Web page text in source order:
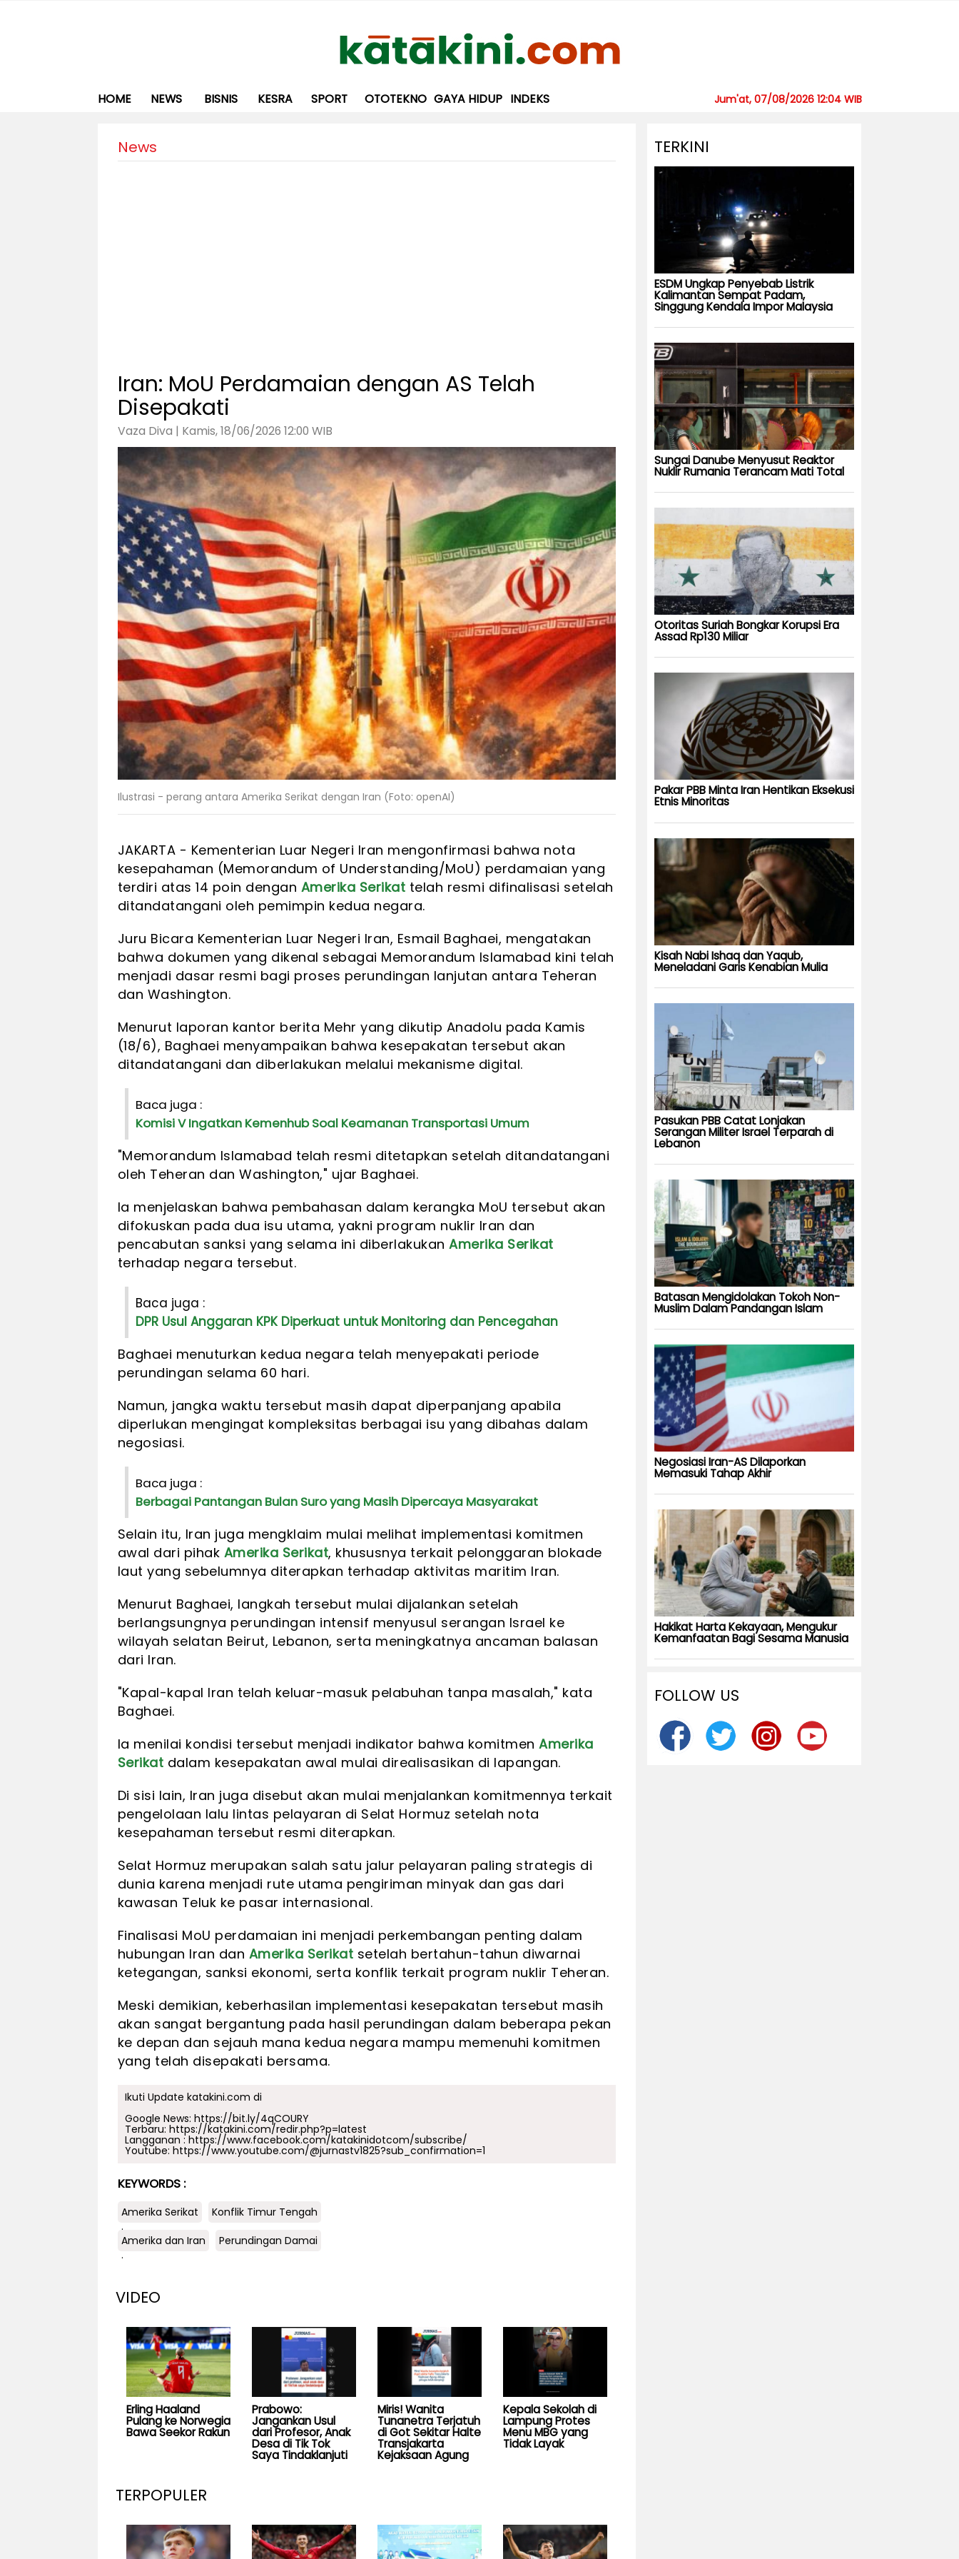
HOME NEWS BISNIS KESRA SPORT OTOTEKNO GAYA HIDUP INDEKS Jum'at, 07/08/2026 12:04 WIB
News
Iran: MoU Perdamaian dengan AS Telah
Disepakati
Vaza Diva | Kamis, 18/06/2026 12:00 WIB
Ilustrasi - perang antara Amerika Serikat dengan Iran (Foto: openAI)
JAKARTA - Kementerian Luar Negeri Iran mengonfirmasi bahwa nota
kesepahaman (Memorandum of Understanding/MoU) perdamaian yang
terdiri atas 14 poin dengan Amerika Serikat telah resmi difinalisasi setelah
ditandatangani oleh pemimpin kedua negara.
Juru Bicara Kementerian Luar Negeri Iran, Esmail Baghaei, mengatakan
bahwa dokumen yang dikenal sebagai Memorandum Islamabad kini telah
menjadi dasar resmi bagi proses perundingan lanjutan antara Teheran
dan Washington.
Menurut laporan kantor berita Mehr yang dikutip Anadolu pada Kamis
(18/6), Baghaei menyampaikan bahwa kesepakatan tersebut akan
ditandatangani dan diberlakukan melalui mekanisme digital.
Baca juga :
Komisi V Ingatkan Kemenhub Soal Keamanan Transportasi Umum
"Memorandum Islamabad telah resmi ditetapkan setelah ditandatangani
oleh Teheran dan Washington," ujar Baghaei.
Ia menjelaskan bahwa pembahasan dalam kerangka MoU tersebut akan
difokuskan pada dua isu utama, yakni program nuklir Iran dan
pencabutan sanksi yang selama ini diberlakukan Amerika Serikat
terhadap negara tersebut.
Baca juga :
DPR Usul Anggaran KPK Diperkuat untuk Monitoring dan Pencegahan
Baghaei menuturkan kedua negara telah menyepakati periode
perundingan selama 60 hari.
Namun, jangka waktu tersebut masih dapat diperpanjang apabila
diperlukan mengingat kompleksitas berbagai isu yang dibahas dalam
negosiasi.
Baca juga :
Berbagai Pantangan Bulan Suro yang Masih Dipercaya Masyarakat
Selain itu, Iran juga mengklaim mulai melihat implementasi komitmen
awal dari pihak Amerika Serikat, khususnya terkait pelonggaran blokade
laut yang sebelumnya diterapkan terhadap aktivitas maritim Iran.
Menurut Baghaei, langkah tersebut mulai dijalankan setelah
berlangsungnya perundingan intensif menyusul serangan Israel ke
wilayah selatan Beirut, Lebanon, serta meningkatnya ancaman balasan
dari Iran.
"Kapal-kapal Iran telah keluar-masuk pelabuhan tanpa masalah," kata
Baghaei.
Ia menilai kondisi tersebut menjadi indikator bahwa komitmen Amerika
Serikat dalam kesepakatan awal mulai direalisasikan di lapangan.
Di sisi lain, Iran juga disebut akan mulai menjalankan komitmennya terkait
pengelolaan lalu lintas pelayaran di Selat Hormuz setelah nota
kesepahaman tersebut resmi diterapkan.
Selat Hormuz merupakan salah satu jalur pelayaran paling strategis di
dunia karena menjadi rute utama pengiriman minyak dan gas dari
kawasan Teluk ke pasar internasional.
Finalisasi MoU perdamaian ini menjadi perkembangan penting dalam
hubungan Iran dan Amerika Serikat setelah bertahun-tahun diwarnai
ketegangan, sanksi ekonomi, serta konflik terkait program nuklir Teheran.
Meski demikian, keberhasilan implementasi kesepakatan tersebut masih
akan sangat bergantung pada hasil perundingan dalam beberapa pekan
ke depan dan sejauh mana kedua negara mampu memenuhi komitmen
yang telah disepakati bersama.
Ikuti Update katakini.com di
Google News: https://bit.ly/4qCOURY
Terbaru: https://katakini.com/redir.php?p=latest
Langganan : https://www.facebook.com/katakinidotcom/subscribe/
Youtube: https://www.youtube.com/@jurnastv1825?sub_confirmation=1
KEYWORDS :
Amerika Serikat
Konflik Timur Tengah
.
Amerika dan Iran
Perundingan Damai
.
VIDEO
Erling Haaland
Pulang ke Norwegia
Bawa Seekor Rakun
Prabowo:
Jangankan Usul
dari Profesor, Anak
Desa di Tik Tok
Saya Tindaklanjuti
Miris! Wanita
Tunanetra Terjatuh
di Got Sekitar Halte
Transjakarta
Kejaksaan Agung
Kepala Sekolah di
Lampung Protes
Menu MBG yang
Tidak Layak
TERPOPULER
TERKINI
ESDM Ungkap Penyebab Listrik
Kalimantan Sempat Padam,
Singgung Kendala Impor Malaysia
Sungai Danube Menyusut Reaktor
Nuklir Rumania Terancam Mati Total
Otoritas Suriah Bongkar Korupsi Era
Assad Rp130 Miliar
Pakar PBB Minta Iran Hentikan Eksekusi
Etnis Minoritas
Kisah Nabi Ishaq dan Yaqub,
Meneladani Garis Kenabian Mulia
Pasukan PBB Catat Lonjakan
Serangan Militer Israel Terparah di
Lebanon
Batasan Mengidolakan Tokoh Non-
Muslim Dalam Pandangan Islam
Negosiasi Iran-AS Dilaporkan
Memasuki Tahap Akhir
Hakikat Harta Kekayaan, Mengukur
Kemanfaatan Bagi Sesama Manusia
FOLLOW US